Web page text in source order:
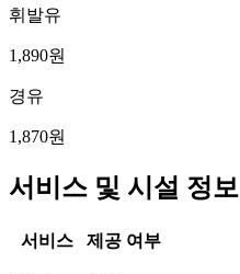
휘발유
1,890원
경유
1,870원
서비스 및 시설 정보
서비스 제공 여부